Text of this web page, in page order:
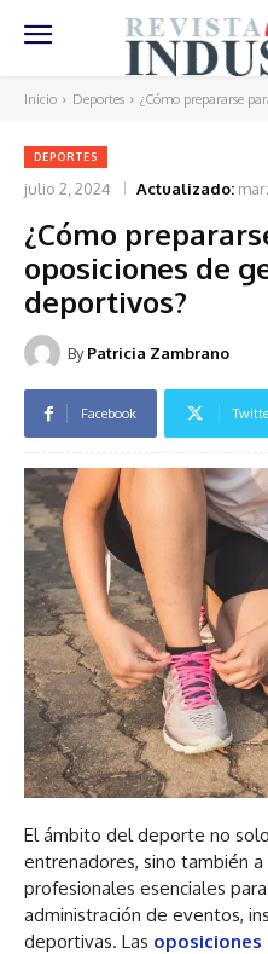
Inicio Deportes ¿Cómo prepararse
DEPORTES
julio 2, 2024 Actualizado:
¿Cómo
oposiciones de
deportivos?
By Patricia Zambrano
Facebook
El ámbito del deporte no
entrenadores, sino también
profesionales esenciales
administración de eventos,
deportivas. Las